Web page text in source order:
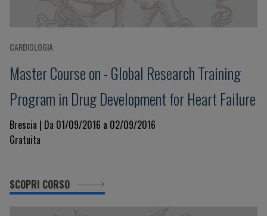
CARDIOLOGIA
Master Course on - Global Research Training
Program in Drug Development for Heart Failure
Brescia | Da 01/09/2016 a 02/09/2016
Gratuita
SCOPRI CORSO